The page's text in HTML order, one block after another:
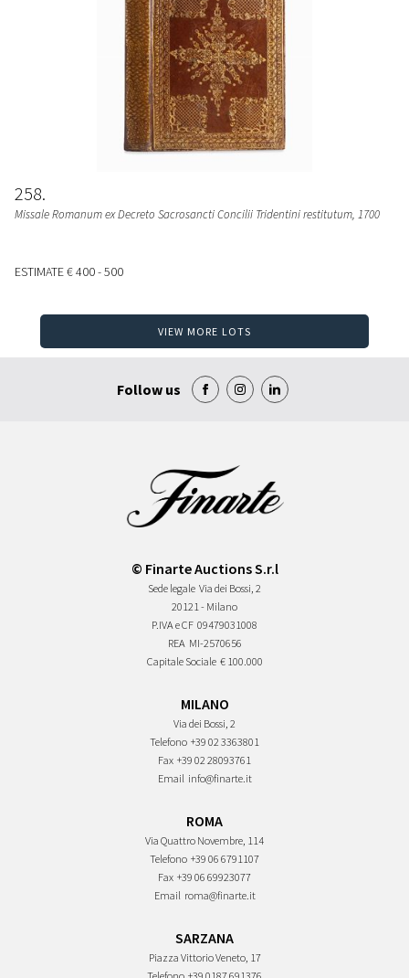
258
Missale Romanum ex Decreto Sacrosancti Concilii Tridentini restitutum, 1700
ESTIMATE€ 400 - 500
VIEW MORE LOTS
Follow us
© Finarte Auctions S.r.l
Sede legale Via dei Bossi, 2
20121 - Milano
P.IVA e CF 09479031008
REA MI-2570656
Capitale Sociale € 100.000
MILANO
Via dei Bossi, 2
Telefono +39 02 3363801
Fax +39 02 28093761
Email info@finarte.it
ROMA
Via Quattro Novembre, 114
Telefono +39 06 6791107
Fax +39 06 69923077
Email roma@finarte.it
SARZANA
Piazza Vittorio Veneto, 17